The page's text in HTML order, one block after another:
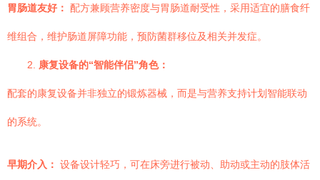
胃肠道友好： 配方兼顾营养密度与胃肠道耐受性，采用适宜的膳食纤
维组合，维护肠道屏障功能，预防菌群移位及相关并发症。
2. 康复设备的“智能伴侣”角色：
配套的康复设备并非独立的锻炼器械，而是与营养支持计划智能联动
的系统。
早期介入： 设备设计轻巧，可在床旁进行被动、助动或主动的肢体活